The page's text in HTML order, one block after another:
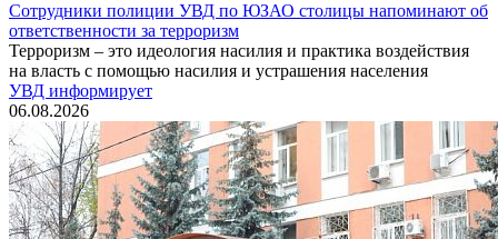
Сотрудники полиции УВД по ЮЗАО столицы напоминают об
ответственности за терроризм
Терроризм – это идеология насилия и практика воздействия
на власть с помощью насилия и устрашения населения
УВД информирует
06.08.2026